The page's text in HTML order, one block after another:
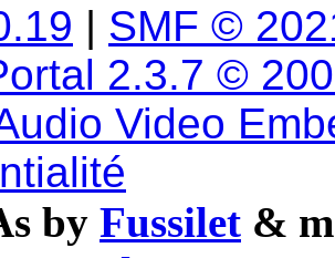
| SMF ©
2.3.7 ©
Video
by Fussilet &